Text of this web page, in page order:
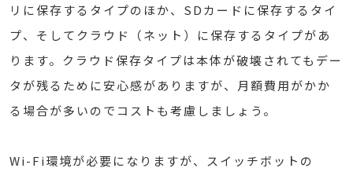
リに保存するタイプのほか、SDカードに保存するタイ
プ、そしてクラウド（ネット）に保存するタイプがあ
ります。クラウド保存タイプは本体が破壊されてもデー
タが残るために安心感がありますが、月額費用がかか
る場合が多いのでコストも考慮しましょう。
Wi-Fi環境が必要になりますが、スイッチボットの